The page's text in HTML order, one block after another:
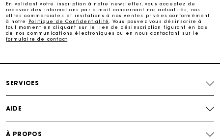
Echanges & Retours offerts
En validant votre inscription à notre newsletter, vous acceptez de
recevoir des informations par e-mail concernant nos actualités, nos
offres commerciales et invitations à nos ventes privées conformément
à notre
Politique de Confidentialité
. Vous pouvez vous désinscrire à
tout moment en cliquant sur le lien de désinscription figurant en bas
de nos communications électroniques ou en nous contactant sur le
formulaire de contact
SERVICES
AIDE
À PROPOS